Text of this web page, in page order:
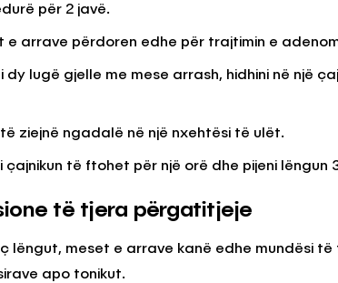
për 2 javë.
e arrave përdoren edhe për trajtimin e
dy lugë gjelle me mese arrash, hidhini në një
të ziejnë ngadalë në një nxehtësi të ulët.
çajnikun të ftohet për një orë dhe pijeni lëngun
të tjera përgatitjeje
lëngut, meset e arrave kanë edhe mundësi
apo tonikut.